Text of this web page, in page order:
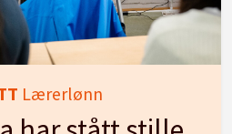
Lærerlønn